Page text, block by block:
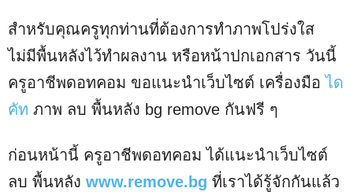
สำหรับคุณครูทุกท่านที่ต้องการทำภาพโปร่งใส
ไม่มีพื้นหลังไว้ทำผลงาน หรือหน้าปกเอกสาร วันนี้
ครูอาชีพดอทคอม ขอแนะนำเว็บไซต์ เครื่องมือได
คัท ภาพ ลบ พื้นหลัง bg remove กันฟรี ๆ
ก่อนหน้านี้ ครูอาชีพดอทคอม ได้แนะนำเว็บไซต์
ลบ พื้นหลัง www.remove.bg ที่เราได้รู้จักกันแล้ว